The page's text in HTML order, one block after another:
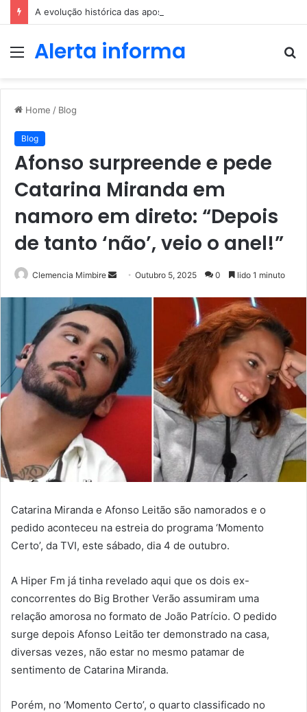
A evolução histórica das apostas ao longo dos séculos
MenuAlerta informa
Home / Blog
Blog
Afonso surpreende e pede
Catarina Miranda em
namoro em direto: “Depois
de tanto ‘não’, veio o anel!”
Clemencia Mimbire
Send
email
Outubro 5, 2025 0 lido 1 minuto
Catarina Miranda e Afonso Leitão são namorados e o
pedido aconteceu na estreia do programa ‘Momento
Certo’, da TVI, este sábado, dia 4 de outubro.
A Hiper Fm já tinha revelado aqui que os dois ex-
concorrentes do Big Brother Verão assumiram uma
relação amorosa no formato de João Patrício. O pedido
surge depois Afonso Leitão ter demonstrado na casa,
diversas vezes, não estar no mesmo patamar de
sentimento de Catarina Miranda.
Porém, no ‘Momento Certo’, o quarto classificado no